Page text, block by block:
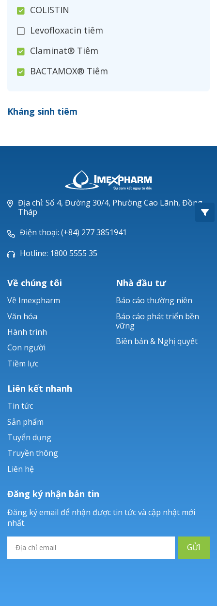
COLISTIN
Levofloxacin tiêm
Claminat® Tiêm
BACTAMOX® Tiêm
Ceftizoxim®
Piperacillin
Ticarlinat®
Zobacta®
Bacsulfo®
Kháng sinh tiêm
Địa chỉ: Số 4, Đường 30/4, Phường Cao Lãnh, Đồng
Tháp
Điện thoại: (+84) 277 3851941
Hotline: 1800 5555 35
Về chúng tôi
Về Imexpharm
Văn hóa
Hành trình
Con người
Tiềm lực
Nhà đầu tư
Báo cáo thường niên
Báo cáo phát triển bền
vững
Biên bản & Nghị quyết
Liên kết nhanh
Tin tức
Sản phẩm
Tuyển dụng
Truyền thông
Liên hệ
Đăng ký nhận bản tin
Đăng ký email để nhận được tin tức và cập nhật mới
nhất.
GỬI